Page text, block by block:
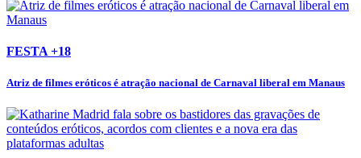
FESTA +18
Atriz de filmes eróticos é atração nacional de Carnaval liberal em Manaus